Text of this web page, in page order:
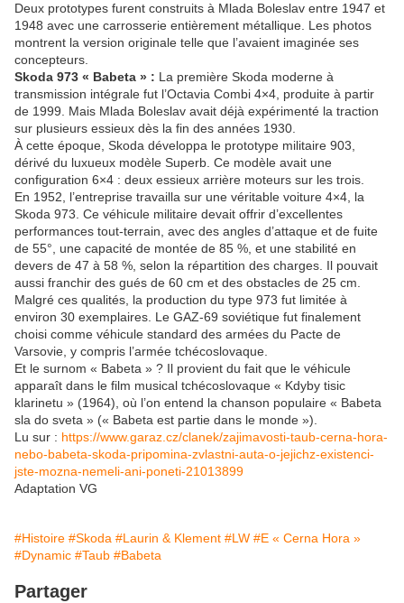
Deux prototypes furent construits à Mlada Boleslav entre 1947 et
1948 avec une carrosserie entièrement métallique. Les photos
montrent la version originale telle que l’avaient imaginée ses
concepteurs.
Skoda 973 « Babeta » : La première Skoda moderne à
transmission intégrale fut l’Octavia Combi 4×4, produite à partir
de 1999. Mais Mlada Boleslav avait déjà expérimenté la traction
sur plusieurs essieux dès la fin des années 1930.
À cette époque, Skoda développa le prototype militaire 903,
dérivé du luxueux modèle Superb. Ce modèle avait une
configuration 6×4 : deux essieux arrière moteurs sur les trois.
En 1952, l’entreprise travailla sur une véritable voiture 4×4, la
Skoda 973. Ce véhicule militaire devait offrir d’excellentes
performances tout-terrain, avec des angles d’attaque et de fuite
de 55°, une capacité de montée de 85 %, et une stabilité en
devers de 47 à 58 %, selon la répartition des charges. Il pouvait
aussi franchir des gués de 60 cm et des obstacles de 25 cm.
Malgré ces qualités, la production du type 973 fut limitée à
environ 30 exemplaires. Le GAZ-69 soviétique fut finalement
choisi comme véhicule standard des armées du Pacte de
Varsovie, y compris l’armée tchécoslovaque.
Et le surnom « Babeta » ? Il provient du fait que le véhicule
apparaît dans le film musical tchécoslovaque « Kdyby tisic
klarinetu » (1964), où l’on entend la chanson populaire « Babeta
sla do sveta » (« Babeta est partie dans le monde »).
Lu sur : https://www.garaz.cz/clanek/zajimavosti-taub-cerna-hora-
nebo-babeta-skoda-pripomina-zvlastni-auta-o-jejichz-existenci-
jste-mozna-nemeli-ani-poneti-21013899
Adaptation VG
#Histoire #Skoda #Laurin & Klement #LW #E « Cerna Hora »
#Dynamic #Taub #Babeta
Partager